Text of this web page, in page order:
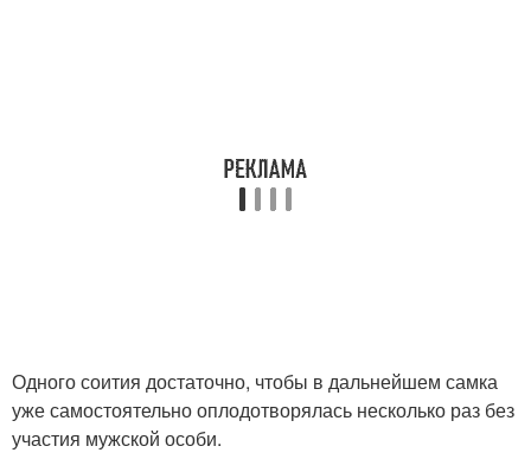
Одного соития достаточно, чтобы в дальнейшем самка
уже самостоятельно оплодотворялась несколько раз без
участия мужской особи.